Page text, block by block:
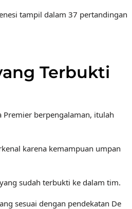
tampil dalam 37 pertandingan
Terbukti
Premier berpengalaman, itulah
karena kemampuan umpan
sudah terbukti ke dalam tim.
sesuai dengan pendekatan De